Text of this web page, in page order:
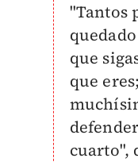
"Tantos
que
que
cuarto",